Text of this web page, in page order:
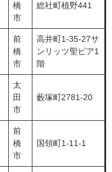
橋
市
総社町植野441
前
橋
市
高井町1-35-27サ
ンリッツ聖ピア1
階
太
田
市
藪塚町2781-20
前
橋
市
国領町1-11-1